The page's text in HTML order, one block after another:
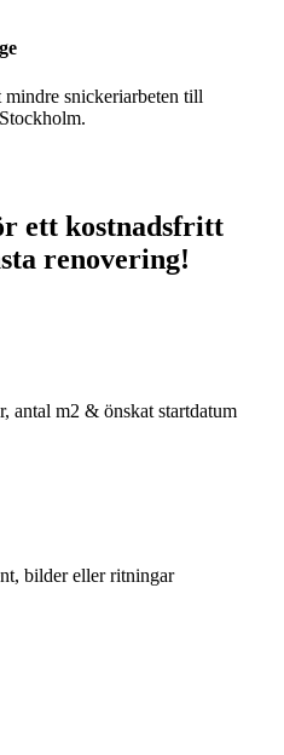
snickeriarbeten till
ett kostnadsfritt
renovering!
antal m2 & önskat startdatum
bilder eller ritningar